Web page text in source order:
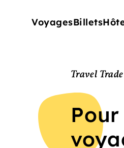
VoyagesBillets
Travel Trade